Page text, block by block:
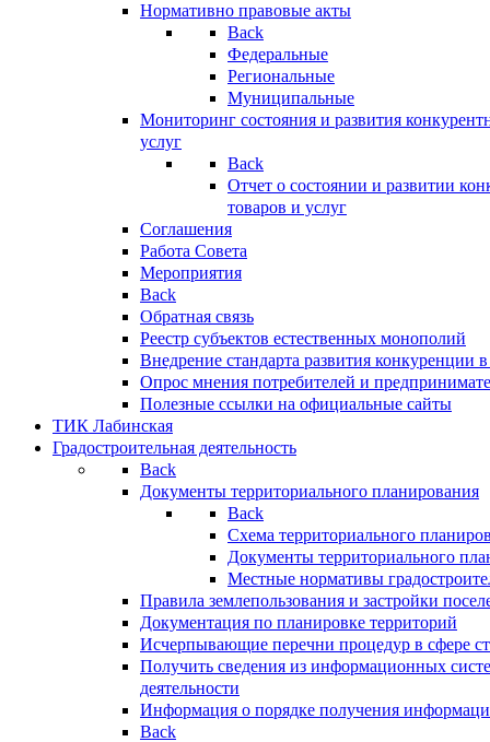
Нормативно правовые акты
Back
Федеральные
Региональные
Муниципальные
Мониторинг состояния и развития
услуг
Back
Отчет о состоянии и развитии
товаров и услуг
Соглашения
Работа Совета
Мероприятия
Back
Обратная связь
Реестр субъектов естественных монополий
Внедрение стандарта развития конкуренции
Опрос мнения потребителей и
Полезные ссылки на официальные сайты
ТИК Лабинская
Градостроительная деятельность
Back
Документы территориального планирования
Back
Схема территориального
Документы территориального
Местные нормативы
Правила землепользования и застройки
Документация по планировке территорий
Исчерпывающие перечни процедур в сфере
Получить сведения из информационных
деятельности
Информация о порядке получения
Back